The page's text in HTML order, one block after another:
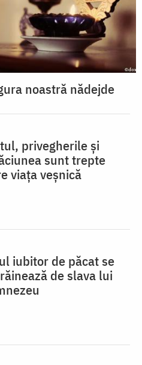
noastră nădejde
privegherile și
sunt trepte
viața veșnică
iubitor de păcat se
de slava lui